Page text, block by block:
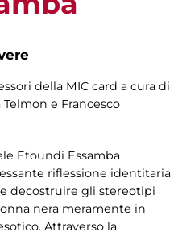
della MIC card a cura di
e Francesco
Etoundi Essamba
riflessione identitaria
decostruire gli stereotipi
nera meramente in
Attraverso la